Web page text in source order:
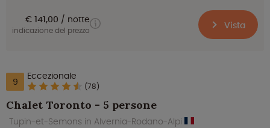
€ 141,00 notte
indicazione del prezzo Vista
9 Eccezionale
(78)
Chalet Toronto - 5 persone
Tupin-et-Semons in Alvernia-Rodano-Alpi